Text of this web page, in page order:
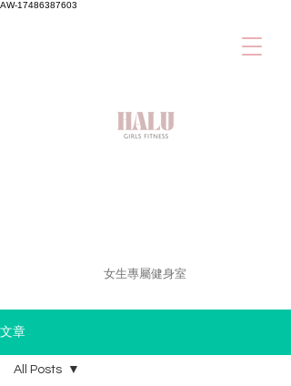
AW-17486387603
女生專屬健身室
文章
All Posts